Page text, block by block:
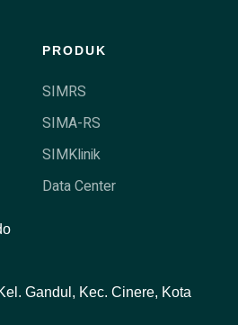
PRODUK
SIMRS
SIMA-RS
SIMKlinik
Data Center
Gandul, Kec. Cinere, Kota